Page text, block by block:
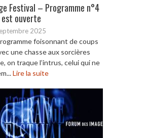
Festival – Programme n°4
est ouverte
2025
foisonnant de coups
une chasse aux sorcières
on traque l’intrus, celui qui ne
Lire la suite